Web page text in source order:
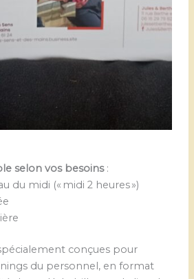
selon vos besoins:
du midi (« midi 2 heures »)
conçues pour
du personnel, en format